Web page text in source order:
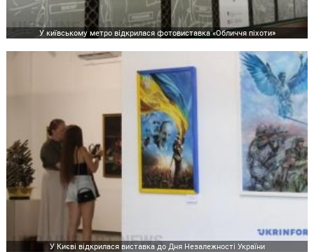
У київському метро відкрилася фотовиставка «Обличчя піхоти»
У Києві відкрилася виставка до Дня Незалежності України